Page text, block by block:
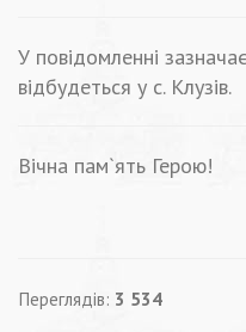
У повідомленні
відбудеться у с. Клузів.
Вічна пам`ять Герою!
Переглядів: 3 534